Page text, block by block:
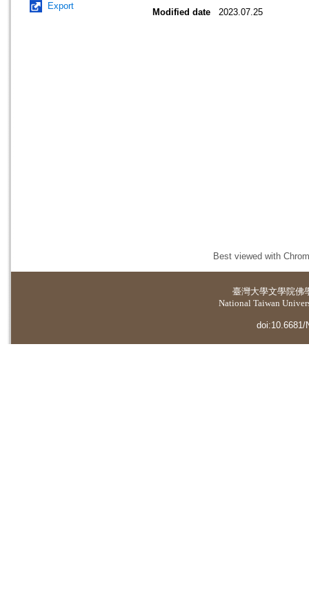
Export
Modified date
2023.07.25
Best viewed with
臺灣大學文學院佛
National Taiwan
doi:10.6681/